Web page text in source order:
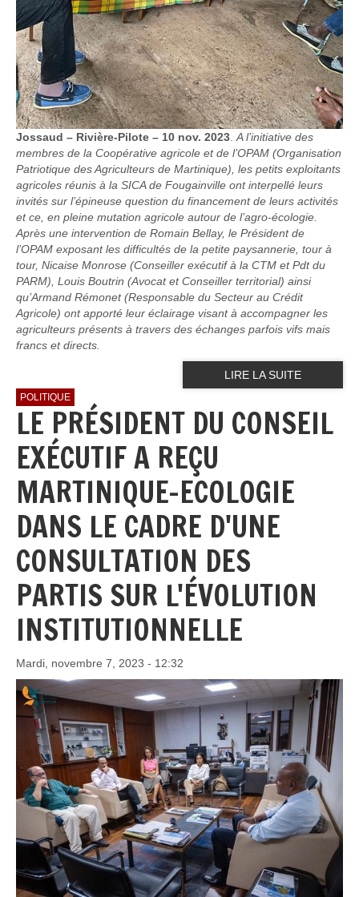
Jossaud – Rivière-Pilote – 10 nov. 2023 A l’initiative des
membres de la Coopérative agricole et de l’OPAM (Organisation
Patriotique des Agriculteurs de Martinique), les petits exploitants
agricoles réunis à la SICA de Fougainville ont interpellé leurs
invités sur l’épineuse question du financement de leurs activités
et ce, en pleine mutation agricole autour de l’agro-écologie.
Après une intervention de Romain Bellay, le Président de
l’OPAM exposant les difficultés de la petite paysannerie, tour à
tour, Nicaise Monrose (Conseiller exécutif à la CTM et Pdt du
PARM), Louis Boutrin (Avocat et Conseiller territorial) ainsi
qu’Armand Rémonet (Responsable du Secteur au Crédit
Agricole) ont apporté leur éclairage visant à accompagner les
agriculteurs présents à travers des échanges parfois vifs mais
francs et directs.
LIRE LA SUITE
POLITIQUE
LE PRÉSIDENT DU CONSEIL
EXÉCUTIF A REÇU
MARTINIQUE-ECOLOGIE
DANS LE CADRE D'UNE
CONSULTATION DES
PARTIS SUR L'ÉVOLUTION
INSTITUTIONNELLE
Mardi, novembre 7, 2023 - 12:32